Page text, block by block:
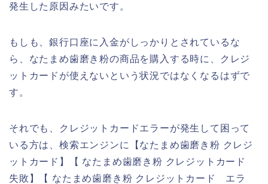
発生した原因みたいです。
もしも、銀行口座に入金がしっかりとされているな
ら、なたまめ歯磨き粉の商品を購入する時に、クレジ
ットカードが使えないという状況ではなくなるはずで
す。
それでも、クレジットカードエラーが発生して困って
いる方は、検索エンジンに【なたまめ歯磨き粉 クレジ
ットカード】【 なたまめ歯磨き粉 クレジットカード
失敗】【 なたまめ歯磨き粉 クレジットカード エラ